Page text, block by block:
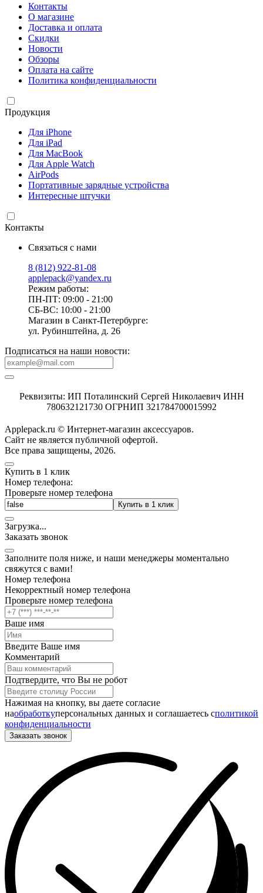
Контакты
О магазине
Доставка и оплата
Скидки
Новости
Обзоры
Оплата на сайте
Политика конфиденциальности
Продукция
Для iPhone
Для iPad
Для MacBook
Для Apple Watch
AirPods
Портативные зарядные устройства
Интересные штучки
Контакты
Связаться с нами
8 (812) 922-81-08
applepack@yandex.ru
Режим работы:
ПН-ПТ: 09:00 - 21:00
СБ-ВС: 10:00 - 21:00
Магазин в Санкт-Петербурге:
ул. Рубинштейна, д. 26
Подписаться на наши новости:
Реквизиты: ИП Поталинский Сергей Николаевич ИНН
780632121730 ОГРНИП 321784700015992
Applepack.ru © Интернет-магазин аксессуаров.
Cайт не является публичной офертой.
Все права защищены, 2026.
Купить в 1 клик
Номер телефона:
Проверьте номер телефона
Купить в 1 клик
Загрузка...
Заказать звонок
Заполните поля ниже, и наши менеджеры моментально
свяжутся с вами!
Номер телефона
Некорректный номер телефона
Проверьте номер телефона
Ваше имя
Введите Ваше имя
Комментарий
Подтвердите, что Вы не робот
Нажимая на кнопку, вы даете согласие
наобработкуперсональных данных и соглашаетесь cполитикой
конфиденциальности
Заказать звонок